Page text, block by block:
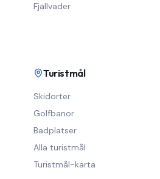
Fjällväder
Turistmål
Skidorter
Golfbanor
Badplatser
Alla turistmål
Turistmål-karta